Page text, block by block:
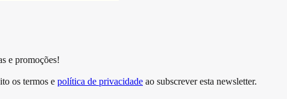
e promoções!
os termos e política de privacidade ao subscrever esta newsletter.